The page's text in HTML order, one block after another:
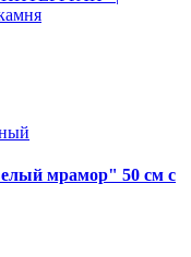
мрамор" 50 см с